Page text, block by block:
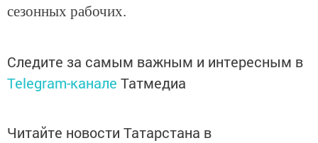
сезонных рабочих.
Следите за самым важным и интересным в
Telegram-канале Татмедиа
Читайте новости Татарстана в